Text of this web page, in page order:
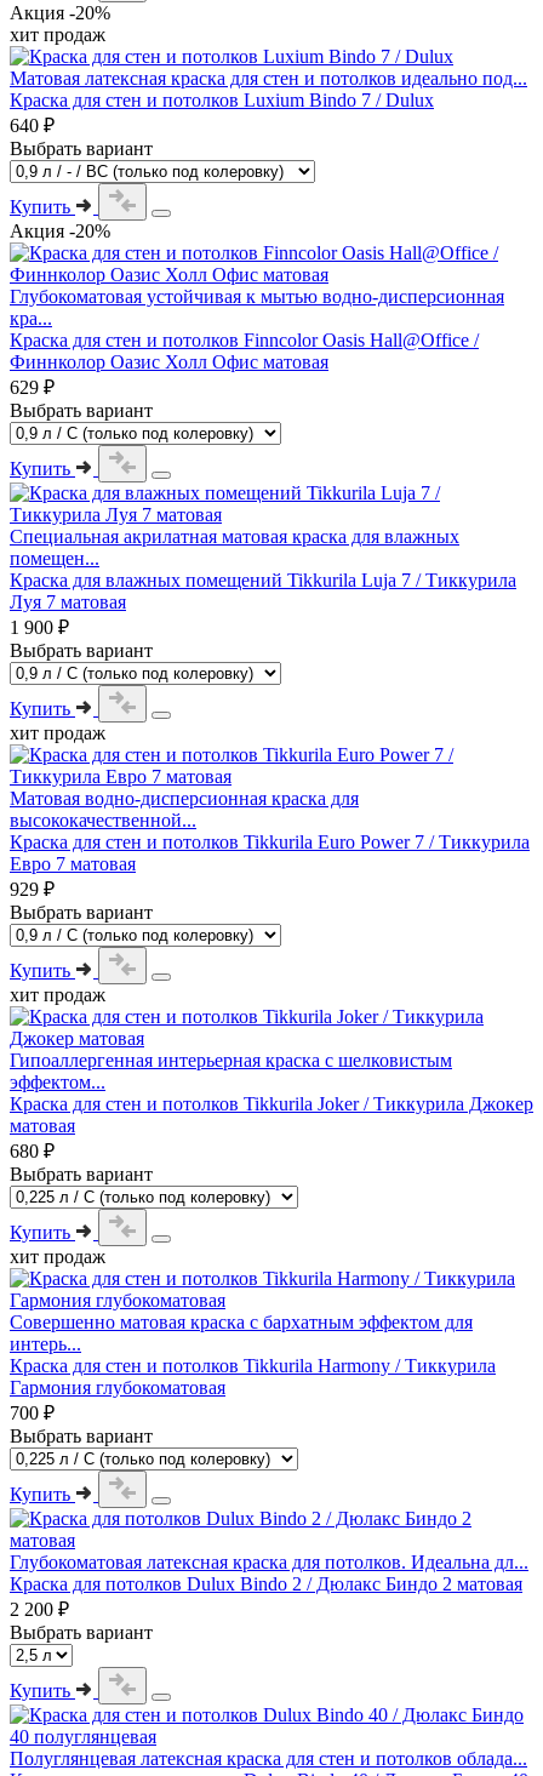
Акция -20%
хит продаж
Матовая латексная краска для стен и потолков идеально под...
Краска для стен и потолков Luxium Bindo 7 / Dulux
640 ₽
Выбрать вариант
Купить
Акция -20%
Глубокоматовая устойчивая к мытью водно-дисперсионная
кра...
Краска для стен и потолков Finncolor Oasis Hall@Office /
Финнколор Оазис Холл Офис матовая
629 ₽
Выбрать вариант
Купить
Специальная акрилатная матовая краска для влажных
помещен...
Краска для влажных помещений Tikkurila Luja 7 / Тиккурила
Луя 7 матовая
1 900 ₽
Выбрать вариант
Купить
хит продаж
Матовая водно-дисперсионная краска для
высококачественной...
Краска для стен и потолков Tikkurila Euro Power 7 / Тиккурила
Евро 7 матовая
929 ₽
Выбрать вариант
Купить
хит продаж
Гипоаллергенная интерьерная краска с шелковистым
эффектом...
Краска для стен и потолков Tikkurila Joker / Тиккурила Джокер
матовая
680 ₽
Выбрать вариант
Купить
хит продаж
Совершенно матовая краска с бархатным эффектом для
интерь...
Краска для стен и потолков Tikkurila Harmony / Тиккурила
Гармония глубокоматовая
700 ₽
Выбрать вариант
Купить
Глубокоматовая латексная краска для потолков. Идеальна дл...
Краска для потолков Dulux Bindo 2 / Дюлакс Биндо 2 матовая
2 200 ₽
Выбрать вариант
Купить
Полуглянцевая латексная краска для стен и потолков облада...